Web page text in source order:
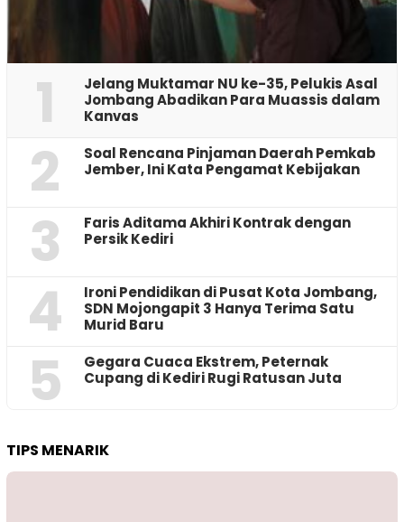
1
Jelang Muktamar NU ke-35, Pelukis Asal
Jombang Abadikan Para Muassis dalam
Kanvas
2
‎Soal Rencana Pinjaman Daerah Pemkab
Jember, Ini Kata Pengamat Kebijakan ‎
3
Faris Aditama Akhiri Kontrak dengan
Persik Kediri
4
Ironi Pendidikan di Pusat Kota Jombang,
SDN Mojongapit 3 Hanya Terima Satu
Murid Baru
5
‎Gegara Cuaca Ekstrem, Peternak
Cupang di Kediri Rugi Ratusan Juta
TIPS MENARIK